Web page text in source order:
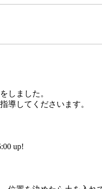
しました。
導してくださいます。
up!